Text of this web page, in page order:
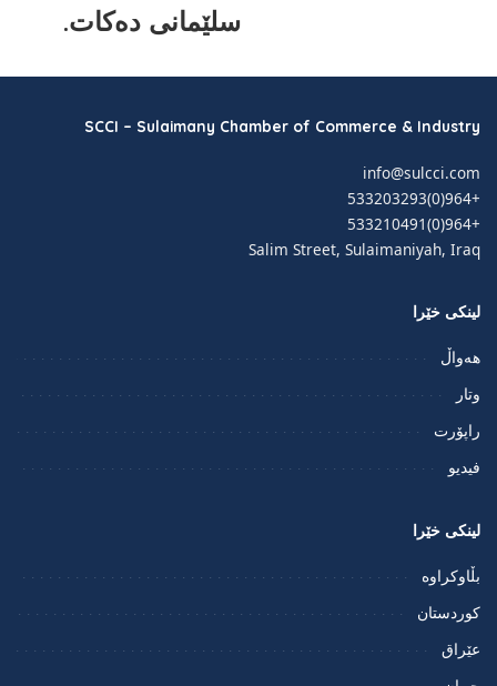
سلێمانی دەکات.
SCCI – Sulaimany Chamber of Commerce & Industry
info@sulcci.com
+964(0)533203293
+964(0)533210491
Salim Street, Sulaimaniyah, Iraq
لینکی خێرا
هەواڵ
وتار
راپۆرت
فيديو
لینکی خێرا
بڵاوکراوە
کوردستان
عێراق